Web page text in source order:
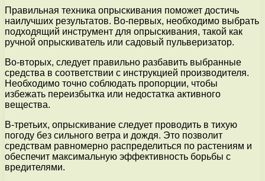
Правильная техника опрыскивания поможет достичь
наилучших результатов. Во-первых, необходимо выбрать
подходящий инструмент для опрыскивания, такой как
ручной опрыскиватель или садовый пульверизатор.
Во-вторых, следует правильно разбавить выбранные
средства в соответствии с инструкцией производителя.
Необходимо точно соблюдать пропорции, чтобы
избежать переизбытка или недостатка активного
вещества.
В-третьих, опрыскивание следует проводить в тихую
погоду без сильного ветра и дождя. Это позволит
средствам равномерно распределиться по растениям и
обеспечит максимальную эффективность борьбы с
вредителями.